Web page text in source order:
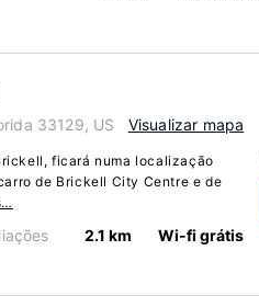
33129, US Visualizar mapa
ficará numa localização
de Brickell City Centre e de
2.1 km Wi-fi grátis